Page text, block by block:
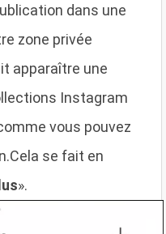
dans une
zone privée
apparaître une
Instagram
vous pouvez
se fait en
».